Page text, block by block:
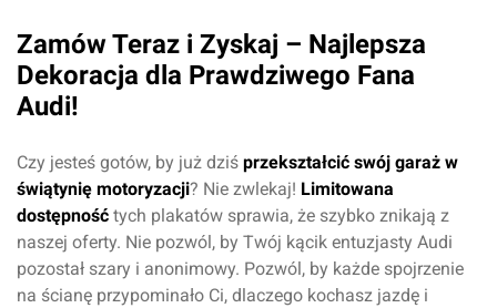
Zamów Teraz i Zyskaj – Najlepsza
Dekoracja dla Prawdziwego Fana
Audi!
Czy jesteś gotów, by już dziś przekształcić swój garaż w
świątynię motoryzacji? Nie zwlekaj! Limitowana
dostępność tych plakatów sprawia, że szybko znikają z
naszej oferty. Nie pozwól, by Twój kącik entuzjasty Audi
pozostał szary i anonimowy. Pozwól, by każde spojrzenie
na ścianę przypominało Ci, dlaczego kochasz jazdę i